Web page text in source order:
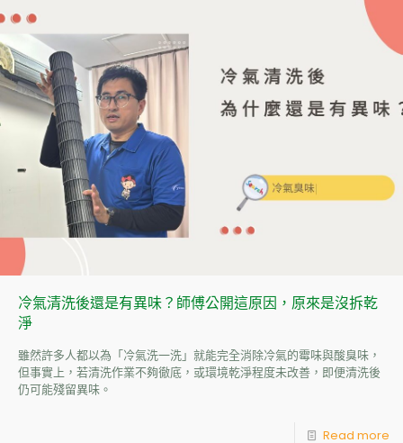
冷氣清洗後還是有異味？師傅公開這原因，原來是沒拆乾
淨
雖然許多人都以為「冷氣洗一洗」就能完全消除冷氣的霉味與酸臭味，
但事實上，若清洗作業不夠徹底，或環境乾淨程度未改善，即便清洗後
仍可能殘留異味。
Read more